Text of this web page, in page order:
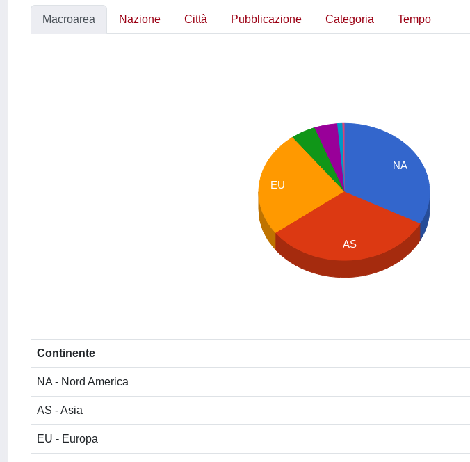
Macroarea Nazione Città Pubblicazione Categoria Tempo
NA
EU
AS
Continente
NA - Nord America
AS - Asia
EU - Europa